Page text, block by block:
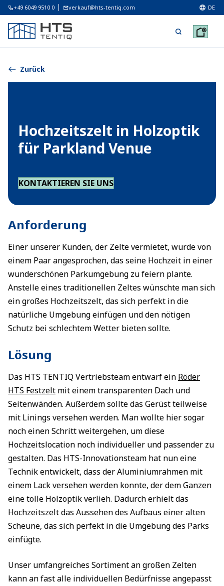
+49 6049 9510 0 verkauf@hts-tentiq.com DE
Zurück
Hochzeitszelt in Holzoptik
für Parkland Venue
KONTAKTIEREN SIE UNS
Anforderung
Einer unserer Kunden, der Zelte vermietet, wurde von
einem Paar angesprochen, das seine Hochzeit in einer
wunderschönen Parkumgebung zu feiern plante.
Anstelle eines traditionellen Zeltes wünschte man sich
ein großes Hochzeitszelt, das sich perfekt in die
natürliche Umgebung einfügen und den nötigen
Schutz bei schlechtem Wetter bieten sollte.
Lösung
Das HTS TENTIQ Vertriebsteam entwarf ein Röder
HTS Festzelt mit einem transparenten Dach und
Seitenwänden. Außerdem sollte das Gerüst teilweise
mit Linings versehen werden. Man wollte hier sogar
noch einen Schritt weitergehen, um diese
Hochzeitslocation noch individueller und passender zu
gestalten. Das HTS-Innovationsteam hat nun eine
Technik entwickelt, dass der Aluminiumrahmen mit
einem Lack versehen werden konnte, der dem Ganzen
eine tolle Holzoptik verlieh. Dadurch erhielt das
Hochzeitszelt das Aussehen des Aufbaus einer alten
Scheune, das sich perfekt in die Umgebung des Parks
einfügte.
Unser umfangreiches Sortiment an großen Zelten
kann an fast alle individuellen Bedürfnisse angepasst